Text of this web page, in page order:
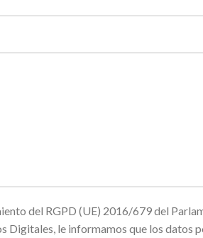
del RGPD (UE) 2016/679 del
Digitales, le informamos que los